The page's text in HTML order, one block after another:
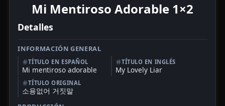
Mi Mentiroso Adorable 1×2
Detalles
INFORMACIÓN GENERAL
TÍTULO EN ESPAÑOL
Mi mentiroso adorable
TÍTULO EN INGLÉS
My Lovely Liar
TÍTULO ORIGINAL
소용없어 거짓말